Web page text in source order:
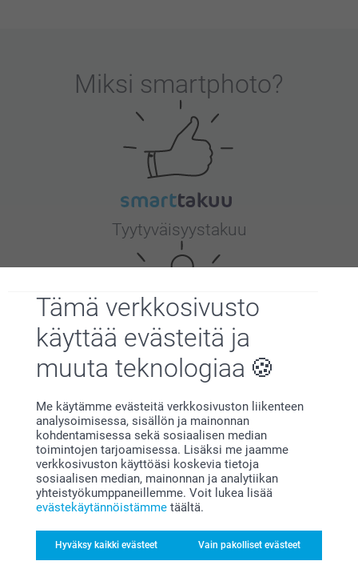
Tämä verkkosivusto
käyttää evästeitä ja
muuta teknologiaa
Me käytämme evästeitä verkkosivuston liikenteen
analysoimisessa, sisällön ja mainonnan
kohdentamisessa sekä sosiaalisen median
toimintojen tarjoamisessa. Lisäksi me jaamme
verkkosivuston käyttöäsi koskevia tietoja
sosiaalisen median, mainonnan ja analytiikan
yhteistyökumppaneillemme. Voit lukea lisää
evästekäytännöistämme täältä.
Hyväksy kaikki evästeet Vain pakolliset evästeet
Miksi smartphoto?
Tyytyväisyystakuu
Bonusta kaikista tilauksista
Etsitkö inspiraatiota?